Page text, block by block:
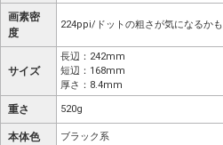
画素密
度
224ppi/ドットの粗さが気になるかも
サイズ
長辺：242mm
短辺：168mm
厚さ：8.4mm
重さ 520g
本体色 ブラック系